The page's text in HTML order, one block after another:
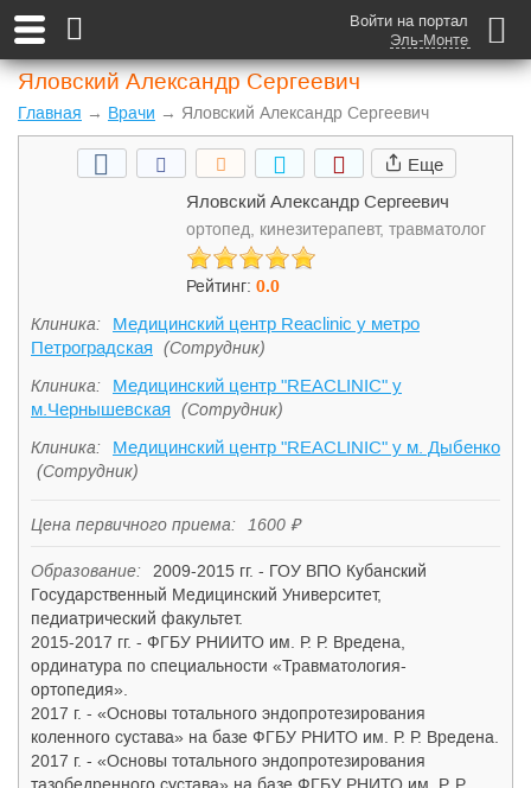
Войти на портал
Эль-Монте
Яловский Александр Сергеевич
Главная → Врачи → Яловский Александр Сергеевич
Еще
Яловский Александр Сергеевич
ортопед, кинезитерапевт, травматолог
Рейтинг: 0.0
Клиника:
Медицинский центр Reaclinic у метро
Петроградская
(Сотрудник)
Клиника:
Медицинский центр "REACLINIC" у
м.Чернышевская
(Сотрудник)
Клиника:
Медицинский центр "REACLINIC" у м. Дыбенко
(Сотрудник)
Цена первичного приема: 1600 ₽
Образование:
2009-2015 гг. - ГОУ ВПО Кубанский
Государственный Медицинский Университет,
педиатрический факультет.
2015-2017 гг. - ФГБУ РНИИТО им. Р. Р. Вредена,
ординатура по специальности «Травматология-
ортопедия».
2017 г. - «Основы тотального эндопротезирования
коленного сустава» на базе ФГБУ РНИТО им. Р. Р. Вредена.
2017 г. - «Основы тотального эндопротезирования